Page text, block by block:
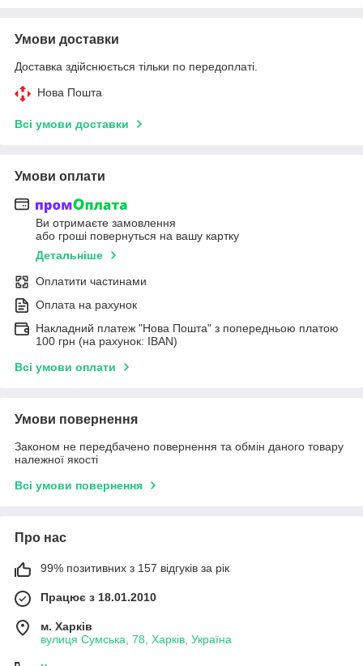
Умови доставки
Доставка здійснюється тільки по передоплаті.
Нова Пошта
Всі умови доставки
Умови оплати
Ви отримаєте замовлення
або гроші повернуться на вашу картку
Детальніше
Оплатити частинами
Оплата на рахунок
Накладний платеж "Нова Пошта" з попередньою платою
100 грн (на рахунок: IBAN)
Всі умови оплати
Умови повернення
Законом не передбачено повернення та обмін даного товару
належної якості
Всі умови повернення
Про нас
99% позитивних з 157 відгуків за рік
Працює з 18.01.2010
м. Харків
вулиця Сумська, 78, Харків, Україна